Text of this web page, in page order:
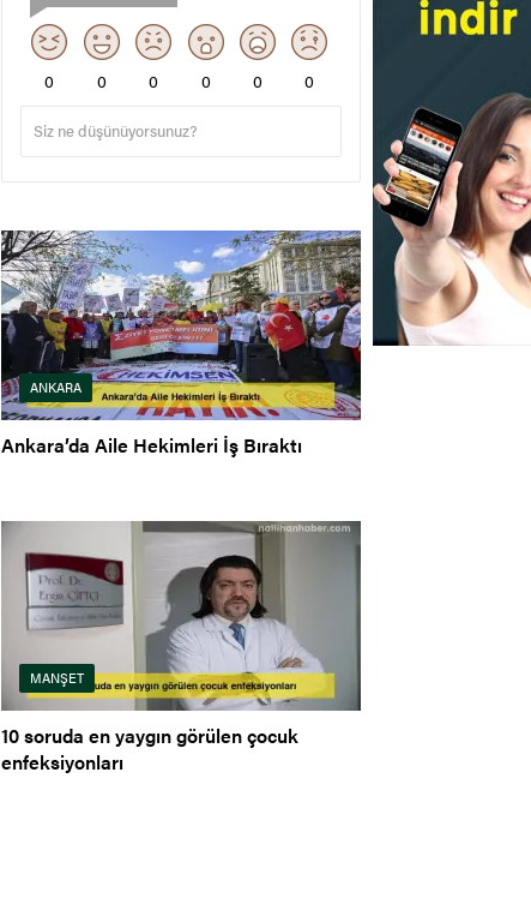
0 0 0 0 0 0
ANKARA
Ankara’da Aile Hekimleri İş Bıraktı
MANŞET
10 soruda en yaygın görülen çocuk
enfeksiyonları